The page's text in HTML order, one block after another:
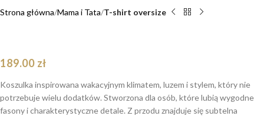
Strona główna Mama i Tata T-shirt oversize
189.00 zł
Koszulka inspirowana wakacyjnym klimatem, luzem i stylem, który nie
potrzebuje wielu dodatków. Stworzona dla osób, które lubią wygodne
fasony i charakterystyczne detale. Z przodu znajduje się subtelna